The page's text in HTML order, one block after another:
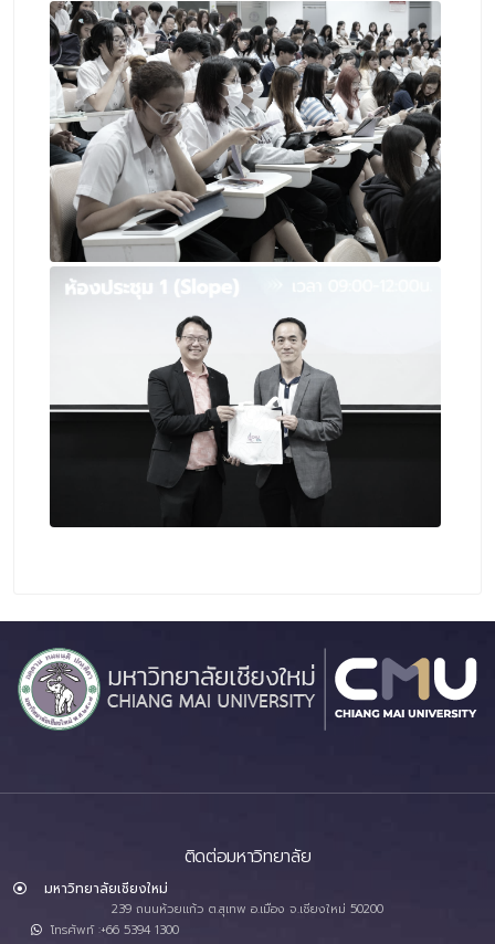
ติดต่อมหาวิทยาลัย
มหาวิทยาลัยเชียงใหม่
239 ถนนห้วยแก้ว ต.สุเทพ อ.เมือง จ.เชียงใหม่ 50200
โทรศัพท์ :+66 5394 1300